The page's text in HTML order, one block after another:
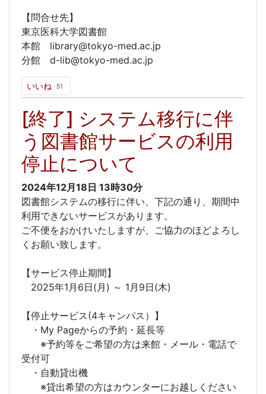
【問合せ先】
東京医科大学図書館
本館 library@tokyo-med.ac.jp
分館 d-lib@tokyo-med.ac.jp
いいね 51
[終了] システム移行に伴
う図書館サービスの利用
停止について
2024年12月18日 13時30分
図書館システムの移行に伴い、下記の通り、期間中
利用できないサービスがあります。
ご不便をおかけいたしますが、ご協力のほどよろし
くお願い致します。
【サービス停止期間】
2025年1月6日(月) ～ 1月9日(木)
【停止サービス(4キャンパス）】
・My Pageからの予約・延長等
※予約等をご希望の方は来館・メール・電話で
受付可
・自動貸出機
※貸出希望の方はカウンターにお越しください